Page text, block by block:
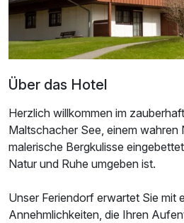
Ausstattung
Über das Hotel
Herzlich willkommen im
Maltschacher See, einem wahren
malerische Bergkulisse
Natur und Ruhe umgeben ist.
Unser Feriendorf erwartet Sie mit
Annehmlichkeiten, die Ihren